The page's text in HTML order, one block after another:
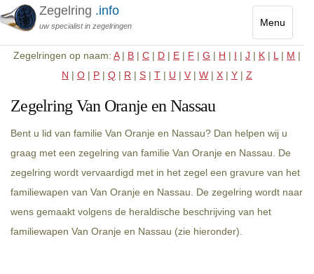
Menu
Toggle
Zegelring .info
uw specialist in zegelringen
Zegelringen op naam: A| B | C | D | E | F | G | H | I | J | K | L | M |
N | O | P | Q | R | S | T | U | V | W | X | Y | Z
Zegelring Van Oranje en Nassau
Bent u lid van familie Van Oranje en Nassau? Dan helpen wij u
graag met een zegelring van familie Van Oranje en Nassau. De
zegelring wordt vervaardigd met in het zegel een gravure van het
familiewapen van Van Oranje en Nassau. De zegelring wordt naar
wens gemaakt volgens de heraldische beschrijving van het
familiewapen Van Oranje en Nassau (zie hieronder).